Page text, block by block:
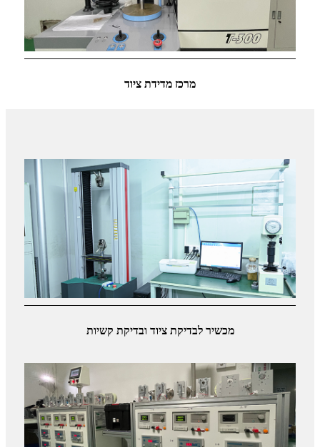
מרכז מדידת ציוד
מכשיר לבדיקת ציוד ובדיקת קשיות